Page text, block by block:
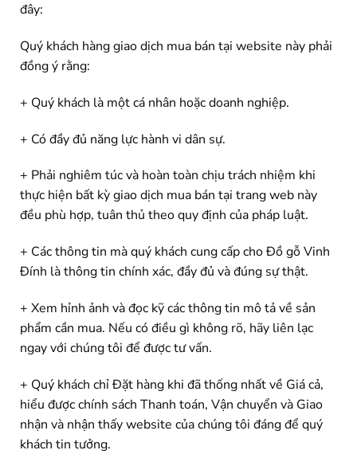
đây:
Quý khách hàng giao dịch mua bán tại website này phải
đồng ý rằng:
+ Quý khách là một cá nhân hoặc doanh nghiệp.
+ Có đầy đủ năng lực hành vi dân sự.
+ Phải nghiêm túc và hoàn toàn chịu trách nhiệm khi
thực hiện bất kỳ giao dịch mua bán tại trang web này
đều phù hợp, tuân thủ theo quy định của pháp luật.
+ Các thông tin mà quý khách cung cấp cho Đồ gỗ Vinh
Đính là thông tin chính xác, đầy đủ và đúng sự thật.
+ Xem hỉnh ảnh và đọc kỹ các thông tin mô tả về sản
phẩm cần mua. Nếu có điều gì không rõ, hãy liên lạc
ngay với chúng tôi để được tư vấn.
+ Quý khách chỉ Đặt hàng khi đã thống nhất về Giá cả,
hiểu được chính sách Thanh toán, Vận chuyển và Giao
nhận và nhận thấy website của chúng tôi đáng để quý
khách tin tưởng.